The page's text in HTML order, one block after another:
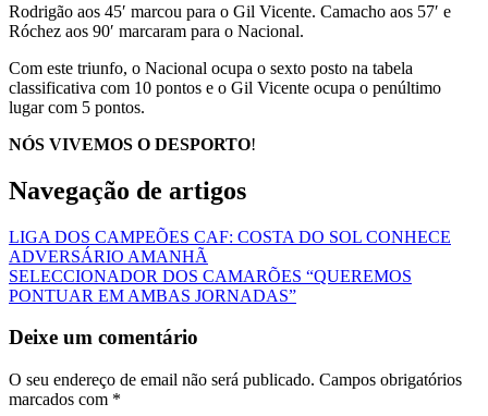
Rodrigão aos 45′ marcou para o Gil Vicente. Camacho aos 57′ e
Róchez aos 90′ marcaram para o Nacional.
Com este triunfo, o Nacional ocupa o sexto posto na tabela
classificativa com 10 pontos e o Gil Vicente ocupa o penúltimo
lugar com 5 pontos.
NÓS VIVEMOS O DESPORTO!
Navegação de artigos
LIGA DOS CAMPEÕES CAF: COSTA DO SOL CONHECE
ADVERSÁRIO AMANHÃ
SELECCIONADOR DOS CAMARÕES “QUEREMOS
PONTUAR EM AMBAS JORNADAS”
Deixe um comentário
O seu endereço de email não será publicado. Campos obrigatórios
marcados com *